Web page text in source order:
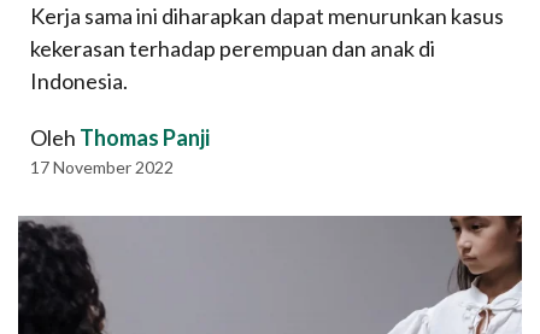
Kerja sama ini diharapkan dapat menurunkan kasus
kekerasan terhadap perempuan dan anak di
Indonesia.
Oleh Thomas Panji
17 November 2022